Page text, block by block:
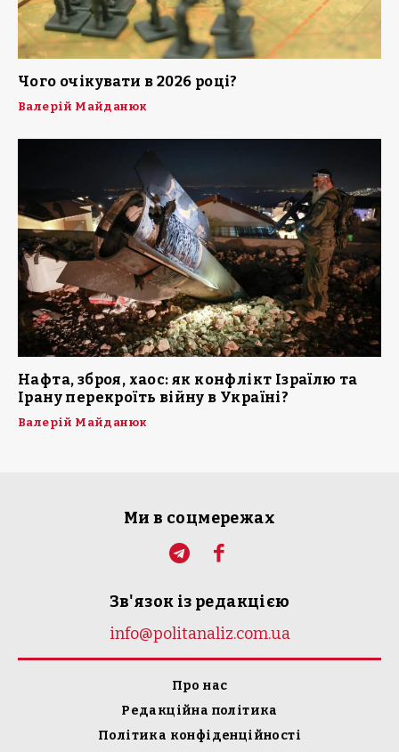
Чого очікувати в 2026 році?
Валерій Майданюк
Нафта, зброя, хаос: як конфлікт Ізраїлю та
Ірану перекроїть війну в Україні?
Валерій Майданюк
Ми в соцмережах
Зв'язок із редакцією
info@politanaliz.com.ua
Про нас
Редакційна політика
Політика конфіденційності